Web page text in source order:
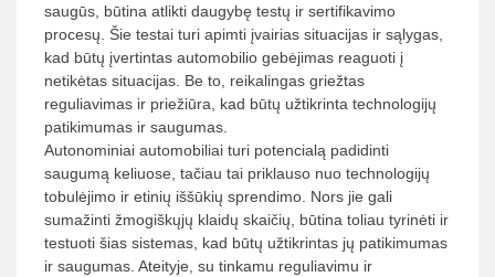
saugūs, būtina atlikti daugybę testų ir sertifikavimo
procesų. Šie testai turi apimti įvairias situacijas ir sąlygas,
kad būtų įvertintas automobilio gebėjimas reaguoti į
netikėtas situacijas. Be to, reikalingas griežtas
reguliavimas ir priežiūra, kad būtų užtikrinta technologijų
patikimumas ir saugumas.
Autonominiai automobiliai turi potencialą padidinti
saugumą keliuose, tačiau tai priklauso nuo technologijų
tobulėjimo ir etinių iššūkių sprendimo. Nors jie gali
sumažinti žmogiškųjų klaidų skaičių, būtina toliau tyrinėti ir
testuoti šias sistemas, kad būtų užtikrintas jų patikimumas
ir saugumas. Ateityje, su tinkamu reguliavimu ir